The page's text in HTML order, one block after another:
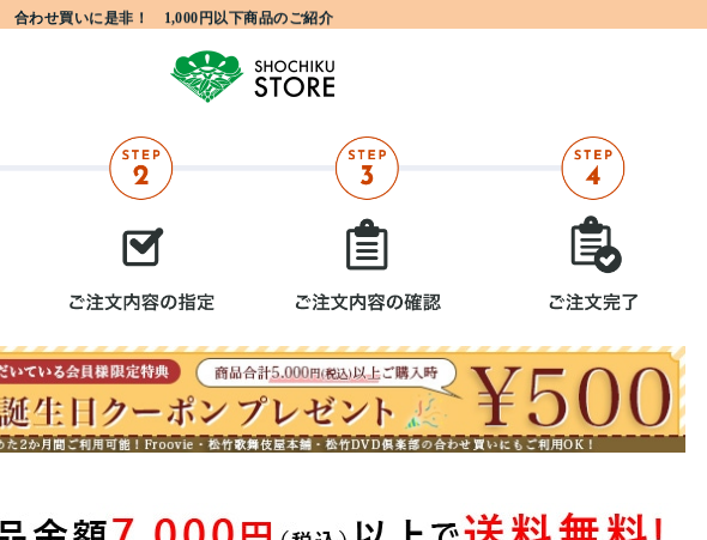
合わせ買いに是非！ 1,000円以下商品のご紹介